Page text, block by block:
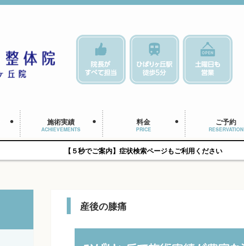
施術実績
ACHIEVEMENTS
料金
PRICE
ご予約
RESERVATION
【５秒でご案内】症状検索ページもご利用ください
産後の膝痛